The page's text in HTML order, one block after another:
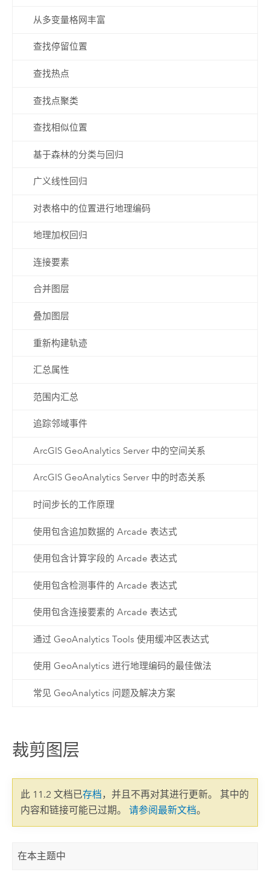
从多变量格网丰富
查找停留位置
查找热点
查找点聚类
查找相似位置
基于森林的分类与回归
广义线性回归
对表格中的位置进行地理编码
地理加权回归
连接要素
合并图层
叠加图层
重新构建轨迹
汇总属性
范围内汇总
追踪邻域事件
ArcGIS GeoAnalytics Server 中的空间关系
ArcGIS GeoAnalytics Server 中的时态关系
时间步长的工作原理
使用包含追加数据的 Arcade 表达式
使用包含计算字段的 Arcade 表达式
使用包含检测事件的 Arcade 表达式
使用包含连接要素的 Arcade 表达式
通过 GeoAnalytics Tools 使用缓冲区表达式
使用 GeoAnalytics 进行地理编码的最佳做法
常见 GeoAnalytics 问题及解决方案
裁剪图层
此 11.2 文档已存档，并且不再对其进行更新。 其中的
内容和链接可能已过期。 请参阅最新文档。
在本主题中